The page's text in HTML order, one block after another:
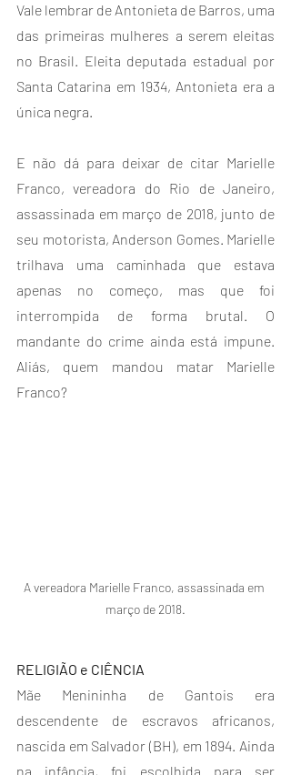
Vale lembrar de Antonieta de Barros, uma
das primeiras mulheres a serem eleitas
no Brasil. Eleita deputada estadual por
Santa Catarina em 1934, Antonieta era a
única negra.
E não dá para deixar de citar Marielle
Franco, vereadora do Rio de Janeiro,
assassinada em março de 2018, junto de
seu motorista, Anderson Gomes. Marielle
trilhava uma caminhada que estava
apenas no começo, mas que foi
interrompida de forma brutal. O
mandante do crime ainda está impune.
Aliás, quem mandou matar Marielle
Franco?
A vereadora Marielle Franco, assassinada em
março de 2018.
RELIGIÃO e CIÊNCIA
Mãe Menininha de Gantois era
descendente de escravos africanos,
nascida em Salvador (BH), em 1894. Ainda
na infância, foi escolhida para ser